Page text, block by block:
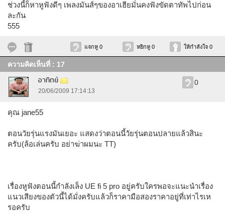
ช่วงนี้ก็หาหูฟังดีๆ เพลงมันส์ๆของอาเฮียมั่นคงฟังขัดตาทัพไปก่อน
ละกัน
555
แจกหู 0 หยิกหู 0 ให้กำลังใจ 0
ความคิดเห็นที่ : 17
อาทิตย์
20/06/2009 17:14:13
0
คุณ jane55
ตอนวัยรุ่นแรงมันเยอะ แสดงว่าตอนนี้วัยรุ่นตอนปลายแล้วสินะ
ครับ(ล้อเล่นครับ อย่าฆ่าผมนะ TT)
เรื่องหูฟังตอนนี้กำลังเล็ง UE fi 5 pro อยู่ครับใครพอจะแนะนำเรื่อง
แนวเสียงของตัวนี้ได้มั่งครับแล้วก็ราคามือสองราคาอยู่ที่เท่าไรเห
รอครับ